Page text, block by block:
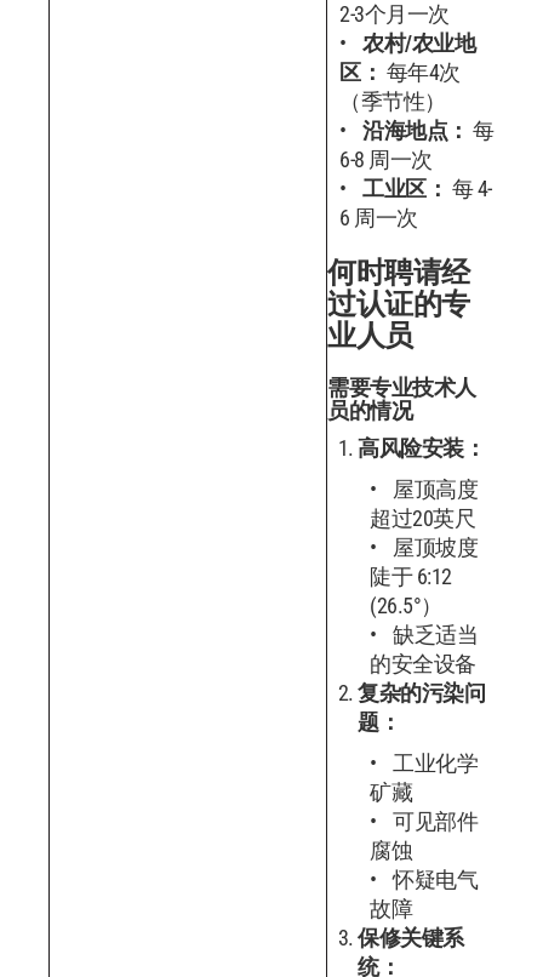
2-3个月一次
农村/农业地
区： 每年4次
（季节性）
沿海地点： 每
6-8 周一次
工业区： 每 4-
6 周一次
何时聘请经
过认证的专
业人员
需要专业技术人
员的情况
高风险安装：
屋顶高度
超过20英尺
屋顶坡度
陡于 6:12
(26.5°）
缺乏适当
的安全设备
复杂的污染问
题：
工业化学
矿藏
可见部件
腐蚀
怀疑电气
故障
保修关键系
统：